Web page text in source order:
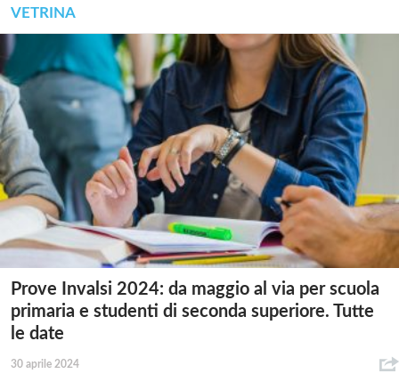
VETRINA
Prove Invalsi 2024: da maggio al via per scuola
primaria e studenti di seconda superiore. Tutte
le date
30 aprile 2024